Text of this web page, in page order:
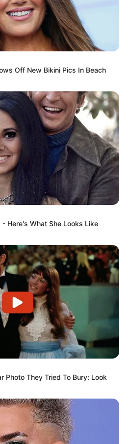
sich die Präsidenten und
gegenseitig erschlagen würden,
so viele andere Menschen
Impressum & Kontakt
Smartphone Startseite
Projektes sind Affiliate-
etwas darüber gebucht oder
Unterstützung, ohne dass sich
Off New Bikini Pics In Beach
Here's What She Looks Like
Photo They Tried To Bury: Look